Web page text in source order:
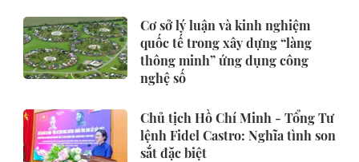
Cơ sở lý luận và kinh nghiệm
quốc tế trong xây dựng “làng
thông minh” ứng dụng công
nghệ số
Chủ tịch Hồ Chí Minh - Tổng Tư
lệnh Fidel Castro: Nghĩa tình son
sắt đặc biệt